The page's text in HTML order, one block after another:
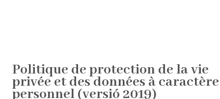
Politique de protection de la vie
privée et des données à caractère
personnel (versió 2019)